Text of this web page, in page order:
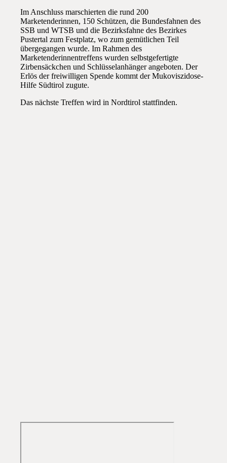
Im Anschluss marschierten die rund 200
Marketenderinnen, 150 Schützen, die Bundesfahnen des
SSB und WTSB und die Bezirksfahne des Bezirkes
Pustertal zum Festplatz, wo zum gemütlichen Teil
übergegangen wurde. Im Rahmen des
Marketenderinnentreffens wurden selbstgefertigte
Zirbensäckchen und Schlüsselanhänger angeboten. Der
Erlös der freiwilligen Spende kommt der Mukoviszidose-
Hilfe Südtirol zugute.
Das nächste Treffen wird in Nordtirol stattfinden.